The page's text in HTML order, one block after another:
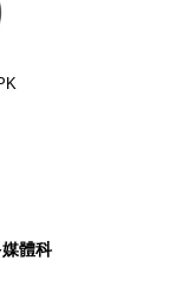
體科